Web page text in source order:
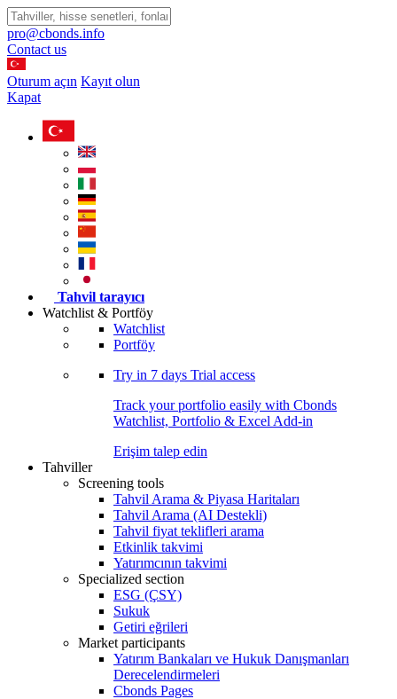
pro@cbonds.info
Contact us
Oturum açın Kayıt olun
Kapat
Tahvil tarayıcı
Watchlist & Portföy
Watchlist
Portföy
Try in 7 days Trial access
Track your portfolio easily with Cbonds
Watchlist, Portfolio & Excel Add-in
Erişim talep edin
Tahviller
Screening tools
Tahvil Arama & Piyasa Haritaları
Tahvil Arama (AI Destekli)
Tahvil fiyat teklifleri arama
Etkinlik takvimi
Yatırımcının takvimi
Specialized section
ESG (ÇSY)
Sukuk
Getiri eğrileri
Market participants
Yatırım Bankaları ve Hukuk Danışmanları
Derecelendirmeleri
Cbonds Pages